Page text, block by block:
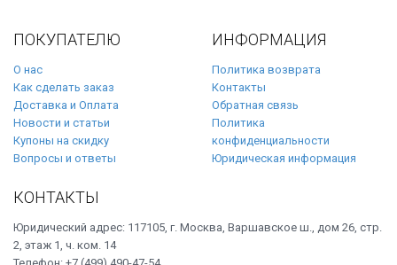
ПОКУПАТЕЛЮ
О нас
Как сделать заказ
Доставка и Оплата
Новости и статьи
Купоны на скидку
Вопросы и ответы
ИНФОРМАЦИЯ
Политика возврата
Контакты
Обратная связь
Политика
конфиденциальности
Юридическая информация
КОНТАКТЫ
Юридический адрес: 117105, г. Москва, Варшавское ш., дом 26, стр.
2, этаж 1, ч. ком. 14